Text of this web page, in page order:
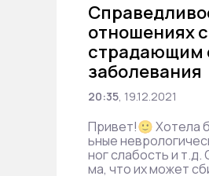
отношениях
страдающим
заболевания
20:35, 19.12.2021
Привет!🙂 Хотела
ьные
ног слабость и
ма, что их может